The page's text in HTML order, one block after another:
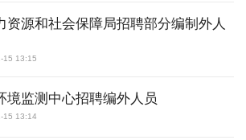
资源和社会保障局招聘部分编制外人
15 13:15
境监测中心招聘编外人员
15 13:14